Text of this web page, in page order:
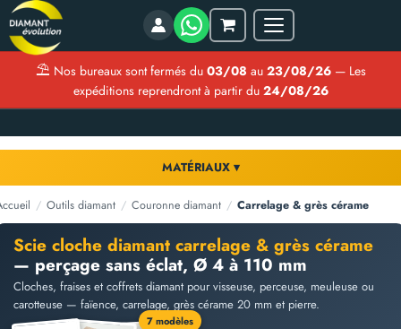
Mon
panier
Menu
⛱ Nos bureaux sont fermés du 03/08 au 23/08/26— Les
expéditions reprendront à partir du 24/08/26
MATÉRIAUX ▾
/ Outils diamant / Couronne diamant / Carrelage & grès cérame
Scie cloche diamant carrelage & grès cérame
— perçage sans éclat, Ø 4 à 110 mm
Cloches, fraises et coffrets diamant pour visseuse, perceuse, meuleuse ou
carotteuse — faïence, carrelage, grès cérame 20 mm et pierre.
7 modèles